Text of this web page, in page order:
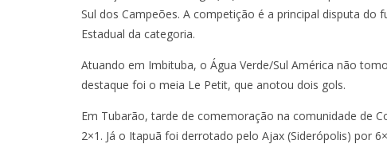
Sul dos Campeões. A competição é a principal disputa
Estadual da categoria.
Atuando em Imbituba, o Água Verde/Sul América não
destaque foi o meia Le Petit, que anotou dois gols.
Em Tubarão, tarde de comemoração na comunidade de
2×1. Já o Itapuã foi derrotado pelo Ajax (Siderópolis) por